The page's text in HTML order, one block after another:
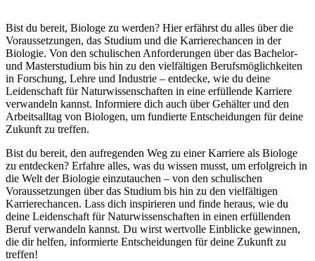
Bist du bereit, Biologe zu werden? Hier erfährst du alles über die
Voraussetzungen, das Studium und die Karrierechancen in der
Biologie. Von den schulischen Anforderungen über das Bachelor-
und Masterstudium bis hin zu den vielfältigen Berufsmöglichkeiten
in Forschung, Lehre und Industrie – entdecke, wie du deine
Leidenschaft für Naturwissenschaften in eine erfüllende Karriere
verwandeln kannst. Informiere dich auch über Gehälter und den
Arbeitsalltag von Biologen, um fundierte Entscheidungen für deine
Zukunft zu treffen.
Bist du bereit, den aufregenden Weg zu einer Karriere als Biologe
zu entdecken? Erfahre alles, was du wissen musst, um erfolgreich in
die Welt der Biologie einzutauchen – von den schulischen
Voraussetzungen über das Studium bis hin zu den vielfältigen
Karrierechancen. Lass dich inspirieren und finde heraus, wie du
deine Leidenschaft für Naturwissenschaften in einen erfüllenden
Beruf verwandeln kannst. Du wirst wertvolle Einblicke gewinnen,
die dir helfen, informierte Entscheidungen für deine Zukunft zu
treffen!